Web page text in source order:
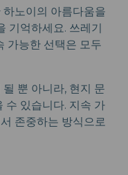
노이의 아름다움을
기억하세요. 쓰레기
가능한 선택은 모두
뿐 아니라, 현지 문
수 있습니다. 지속 가
존중하는 방식으로